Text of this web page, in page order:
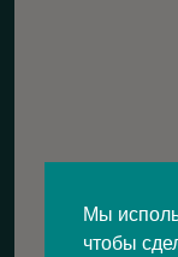
Мы
чтобы